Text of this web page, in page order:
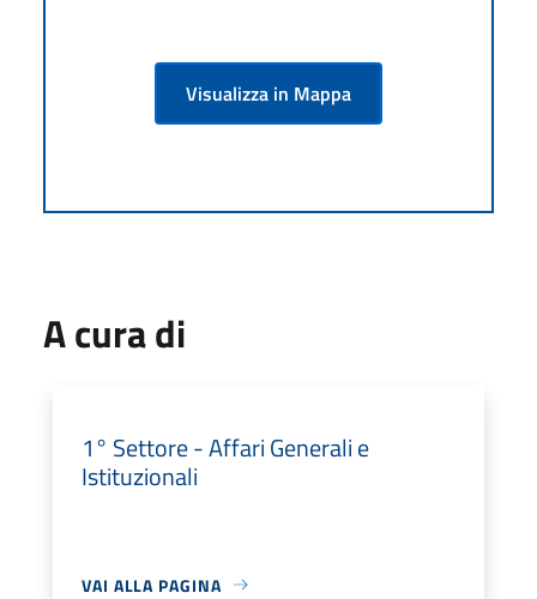
Visualizza in Mappa
A cura di
1° Settore - Affari Generali e
Istituzionali
VAI ALLA PAGINA